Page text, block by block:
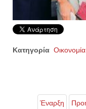
Κατηγορία Οικονομία
Έναρξη